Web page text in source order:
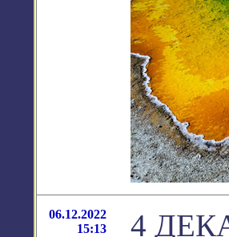
06.12.2022
15:13
4